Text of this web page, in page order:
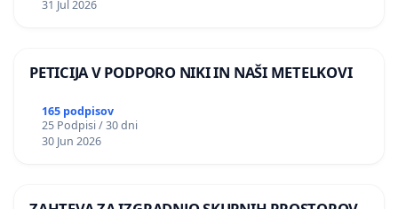
31 Jul 2026
PETICIJA V PODPORO NIKI IN NAŠI METELKOVI
165 podpisov
25 Podpisi / 30 dni
30 Jun 2026